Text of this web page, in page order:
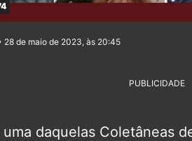
28 de maio de 2023, às 20:45
PUBLICIDADE
uma daquelas Coletâneas